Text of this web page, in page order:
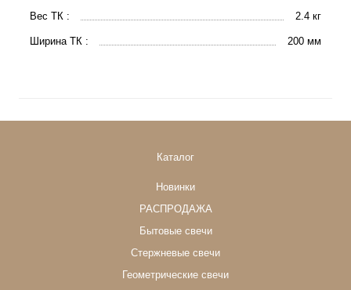
Вес ТК : 2.4 кг
Ширина ТК : 200 мм
Каталог
Новинки
РАСПРОДАЖА
Бытовые свечи
Стержневые свечи
Геометрические свечи